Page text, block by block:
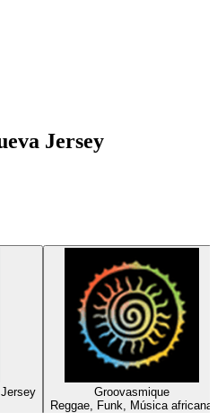
Jersey
Groovasmique
Reggae, Funk, Música africana